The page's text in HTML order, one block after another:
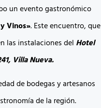
un evento gastronómico
Vinos». Este encuentro, que
las instalaciones del Hotel
Villa Nueva.
de bodegas y artesanos
de la región.